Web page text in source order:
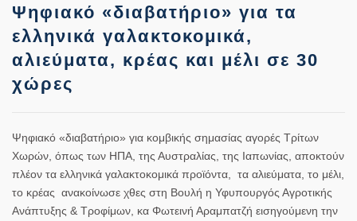
Ψηφιακό «διαβατήριο» για τα
ελληνικά γαλακτοκομικά,
αλιεύματα, κρέας και μέλι σε 30
χώρες
Ψηφιακό «διαβατήριο» για κομβικής σημασίας αγορές Τρίτων
Χωρών, όπως των ΗΠΑ, της Αυστραλίας, της Ιαπωνίας, αποκτούν
πλέον τα ελληνικά γαλακτοκομικά προϊόντα, τα αλιεύματα, το μέλι,
το κρέας ανακοίνωσε χθες στη Βουλή η Υφυπουργός Αγροτικής
Ανάπτυξης & Τροφίμων, κα Φωτεινή Αραμπατζή εισηγούμενη την